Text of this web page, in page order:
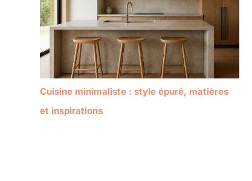
Cuisine minimaliste : style épuré, matières
et inspirations